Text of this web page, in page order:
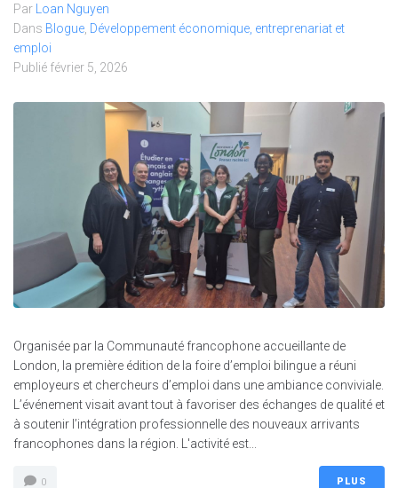
Par
Loan Nguyen
Dans Blogue Développement économique, entreprenariat et
emploi
Publié février 5, 2026
Organisée par la Communauté francophone accueillante de
London, la première édition de la foire d’emploi bilingue a réuni
employeurs et chercheurs d’emploi dans une ambiance conviviale.
L’événement visait avant tout à favoriser des échanges de qualité et
à soutenir l’intégration professionnelle des nouveaux arrivants
francophones dans la région. L'activité est...
0 PLUS